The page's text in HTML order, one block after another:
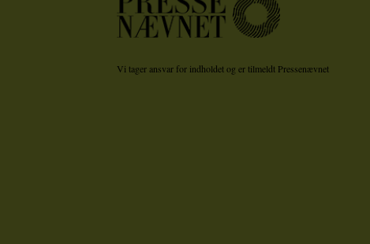
Vi tager ansvar for indholdet og er tilmeldt Pressenævnet